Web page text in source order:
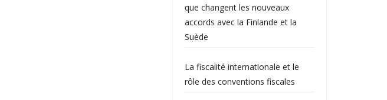
que changent les nouveaux
accords avec la Finlande et la
Suède
La fiscalité internationale et le
rôle des conventions fiscales